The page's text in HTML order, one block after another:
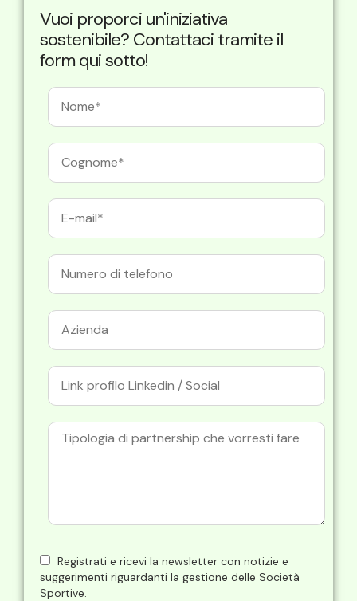
Vuoi proporci un'iniziativa
sostenibile? Contattaci tramite il
form qui sotto!
Registrati e ricevi la newsletter con notizie e
suggerimenti riguardanti la gestione delle Società
Sportive.